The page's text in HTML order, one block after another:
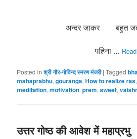
अन्दर जाकर बहुत
पहिना …
Posted in श्री गौर-गोविन्द स्मरण मंजरी |Tagged
mahaprabhu,gouranga,How to realize ras
meditation,motivation,prem,sweet,
उत्तर गोष्ठ की आवेश में महाप्रभु